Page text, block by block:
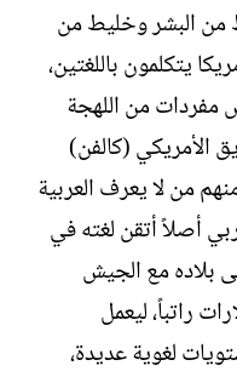
من البشر وخليط من
يتكلمون باللغتين،
مفردات من اللهجة
الأمريكي (كالفن)
من لا يعرف العربية
أصلاً أتقن لغته في
بلاده مع الجيش
راتباً، ليعمل
لغوية عديدة،